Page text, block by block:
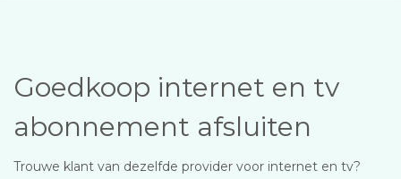
Goedkoop internet en tv
abonnement afsluiten
Trouwe klant van dezelfde provider voor internet en tv?